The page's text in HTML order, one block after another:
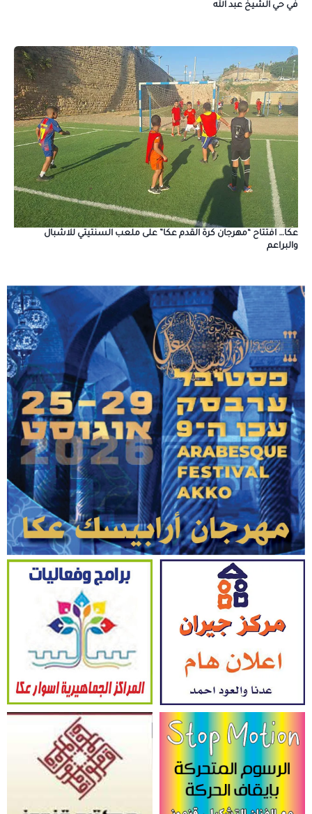
في حي الشيخ عبد الله
عكا… افتتاح “مهرجان كرة القدم عكا” على ملعب السنتيتي للاشبال
والبراعم